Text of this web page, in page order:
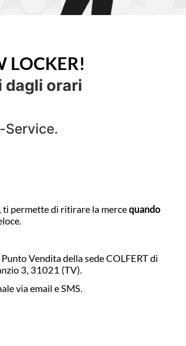
LOCKER!
dagli orari
Service.
, ti permette di ritirare la mercequando
Vendita della sede COLFERT di
3, 31021 (TV).
via email e SMS.